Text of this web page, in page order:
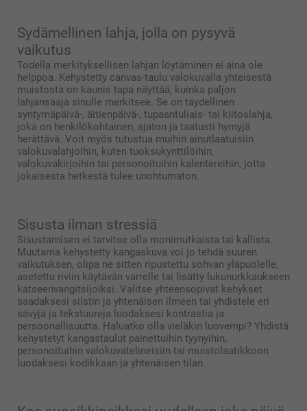
Sydämellinen lahja, jolla on pysyvä
vaikutus
Todella merkityksellisen lahjan löytäminen ei aina ole
helppoa. Kehystetty canvas-taulu valokuvalla yhteisestä
muistosta on kaunis tapa näyttää, kuinka paljon
lahjansaaja sinulle merkitsee. Se on täydellinen
syntymäpäivä-, äitienpäivä-, tupaantuliais- tai kiitoslahja,
joka on henkilökohtainen, ajaton ja taatusti hymyjä
herättävä. Voit myös tutustua muihin ainutlaatuisiin
valokuvalahjoihin, kuten tuoksukynttilöihin,
valokuvakirjoihin tai personoituihin kalentereihin, jotta
jokaisesta hetkestä tulee unohtumaton.
Sisusta ilman stressiä
Sisustamisen ei tarvitse olla monimutkaista tai kallista.
Muutama kehystetty kangaskuva voi jo tehdä suuren
vaikutuksen, olipa ne sitten ripustettu sohvan yläpuolelle,
asetettu riviin käytävän varrelle tai lisätty lukunurkkaukseen
katseenvangitsijoiksi. Valitse yhteensopivat kehykset
saadaksesi siistin ja yhtenäisen ilmeen tai yhdistele eri
sävyjä ja tekstuureja luodaksesi kontrastia ja
persoonallisuutta. Haluatko olla vieläkin luovempi? Yhdistä
kehystetyt kangastaulut painettuihin tyynyihin,
personoituihin valokuvatelineisiin tai muistolaatikkoon
luodaksesi kodikkaan ja yhtenäisen tilan.